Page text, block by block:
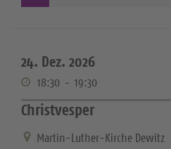
24. Dez. 2026
18:30 - 19:30
Christvesper
Martin-Luther-Kirche Dewitz